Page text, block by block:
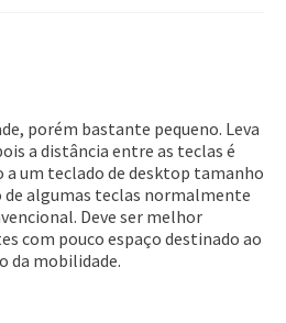
porém bastante pequeno. Leva
a distância entre as teclas é
a um teclado de desktop tamanho
de algumas teclas normalmente
Deve ser melhor
com pouco espaço destinado ao
da mobilidade.